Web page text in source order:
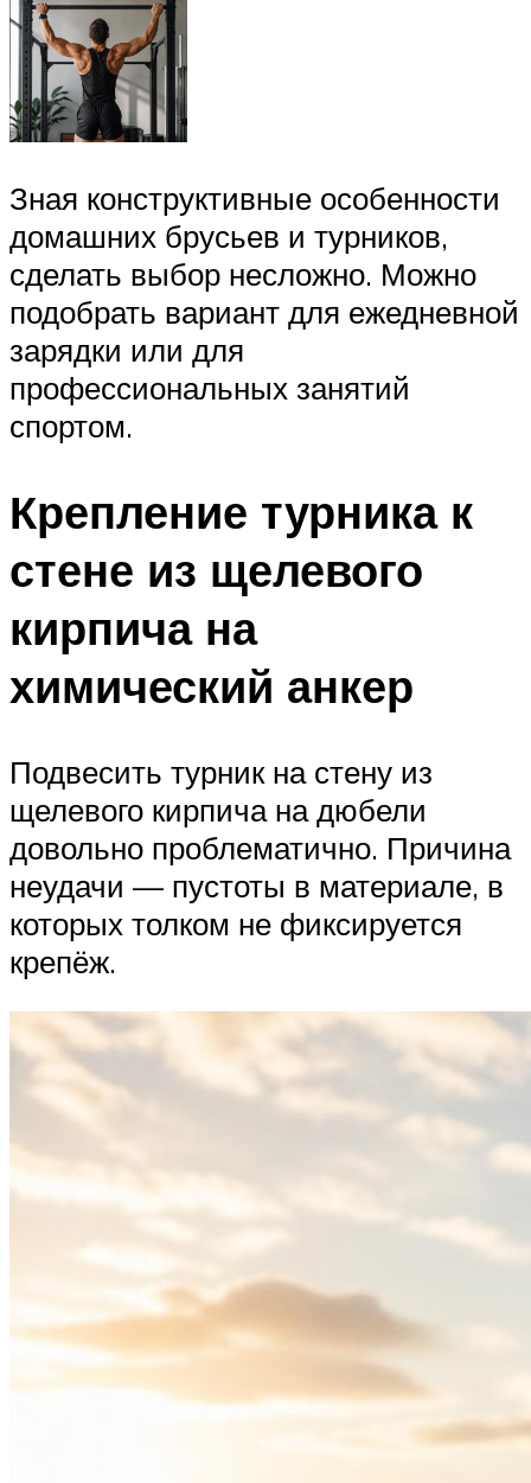
Зная конструктивные особенности
домашних брусьев и турников,
сделать выбор несложно. Можно
подобрать вариант для ежедневной
зарядки или для
профессиональных занятий
спортом.
Крепление турника к
стене из щелевого
кирпича на
химический анкер
Подвесить турник на стену из
щелевого кирпича на дюбели
довольно проблематично. Причина
неудачи — пустоты в материале, в
которых толком не фиксируется
крепёж.